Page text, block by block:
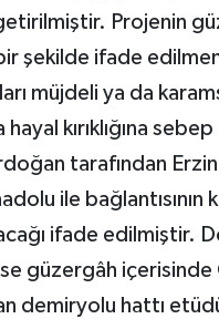
Projenin
şekilde ifade
müjdeli ya da
kırıklığına
tarafından
ile
ifade edilmiştir.
ise güzergâh
demiryolu hattı